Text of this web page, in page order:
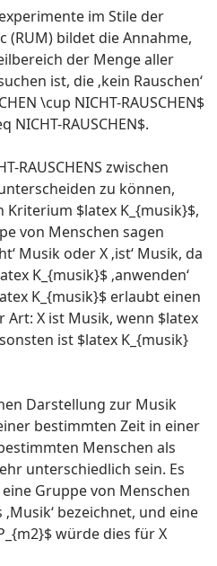
im Stile der
(RUM) bildet die Annahme,
der Menge aller
ist, die ‚kein Rauschen‘
\cup NICHT-RAUSCHEN$
RAUSCHEN$.
RAUSCHENS zwischen
unterscheiden zu können,
$latex K_{musik}$,
von Menschen sagen
Musik oder X ‚ist‘ Musik, da
K_{musik}$ ‚anwenden‘
K_{musik}$ erlaubt einen
Art: X ist Musik, wenn $latex
ist $latex K_{musik}
Darstellung zur Musik
bestimmten Zeit in einer
Menschen als
unterschiedlich sein. Es
Gruppe von Menschen
bezeichnet, und eine
würde dies für X